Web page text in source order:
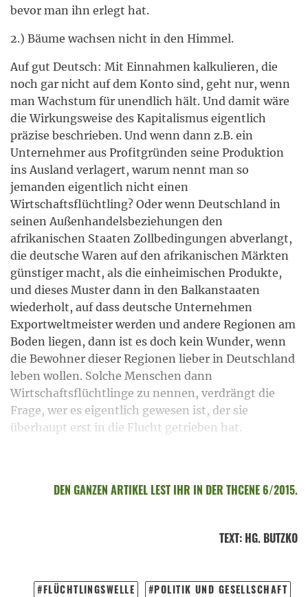
bevor man ihn erlegt hat.
2.) Bäume wachsen nicht in den Himmel.
Auf gut Deutsch: Mit Einnahmen kalkulieren, die
noch gar nicht auf dem Konto sind, geht nur, wenn
man Wachstum für unendlich hält. Und damit wäre
die Wirkungsweise des Kapitalismus eigentlich
präzise beschrieben. Und wenn dann z.B. ein
Unternehmer aus Profitgründen seine Produktion
ins Ausland verlagert, warum nennt man so
jemanden eigentlich nicht einen
Wirtschaftsflüchtling? Oder wenn Deutschland in
seinen Außenhandelsbeziehungen den
afrikanischen Staaten Zollbedingungen abverlangt,
die deutsche Waren auf den afrikanischen Märkten
günstiger macht, als die einheimischen Produkte,
und dieses Muster dann in den Balkanstaaten
wiederholt, auf dass deutsche Unternehmen
Exportweltmeister werden und andere Regionen am
Boden liegen, dann ist es doch kein Wunder, wenn
die Bewohner dieser Regionen lieber in Deutschland
leben wollen. Solche Menschen dann
Wirtschaftsflüchtlinge zu nennen, verdrängt die
Frage, wer es eigentlich gewesen ist, der sie
überhaupt erst in die Flucht getrieben hat.
DEN GANZEN ARTIKEL LEST IHR IN DER THCENE 6/2015.
TEXT: HG. BUTZKO
FLÜCHTLINGSWELLE
POLITIK UND GESELLSCHAFT